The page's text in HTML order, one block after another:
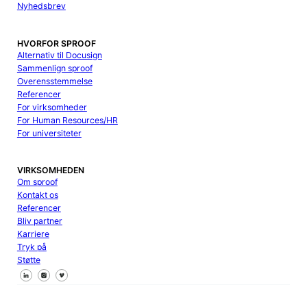
Nyhedsbrev
HVORFOR SPROOF
Alternativ til Docusign
Sammenlign sproof
Overensstemmelse
Referencer
For virksomheder
For Human Resources/HR
For universiteter
VIRKSOMHEDEN
Om sproof
Kontakt os
Referencer
Bliv partner
Karriere
Tryk på
Støtte
Følg os på Facebook
Følg os på X
Følg os på LinkedIn